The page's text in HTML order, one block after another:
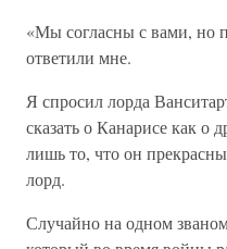
«Мы согласны с вами,
ответили мне.
Я спросил лорда
сказать о Канарисе как о
лишь то, что он
лорд.
Случайно на одном